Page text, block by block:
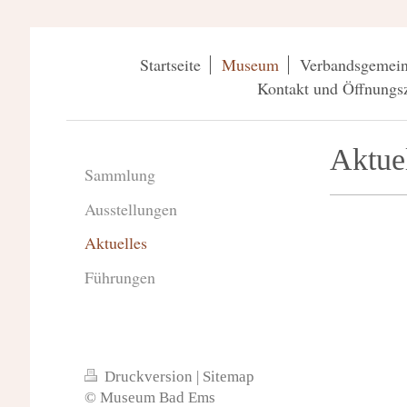
Startseite Museum
Kontakt und
Sammlung
Ausstellungen
Aktuelles
Führungen
Druckversion | Sitemap
© Museum Bad Ems